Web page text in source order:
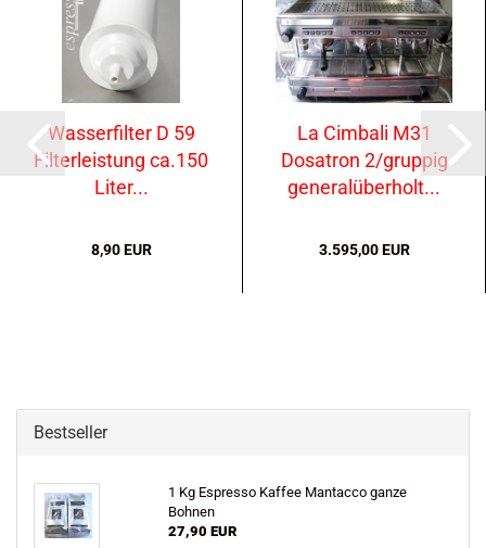
Wasserfilter D 59
Filterleistung ca.150
Liter...
8,90 EUR
La Cimbali M31
Dosatron 2/gruppig
generalüberholt...
3.595,00 EUR
Bestseller
1 Kg Espresso Kaffee Mantacco ganze
Bohnen
27,90 EUR